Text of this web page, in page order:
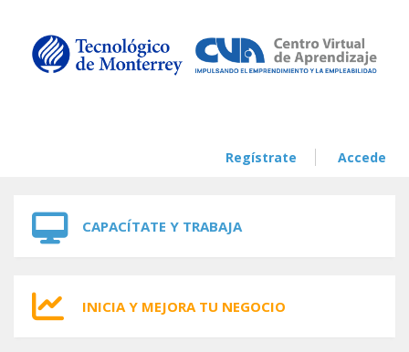
Regístrate Accede
CAPACÍTATE Y TRABAJA
INICIA Y MEJORA TU NEGOCIO